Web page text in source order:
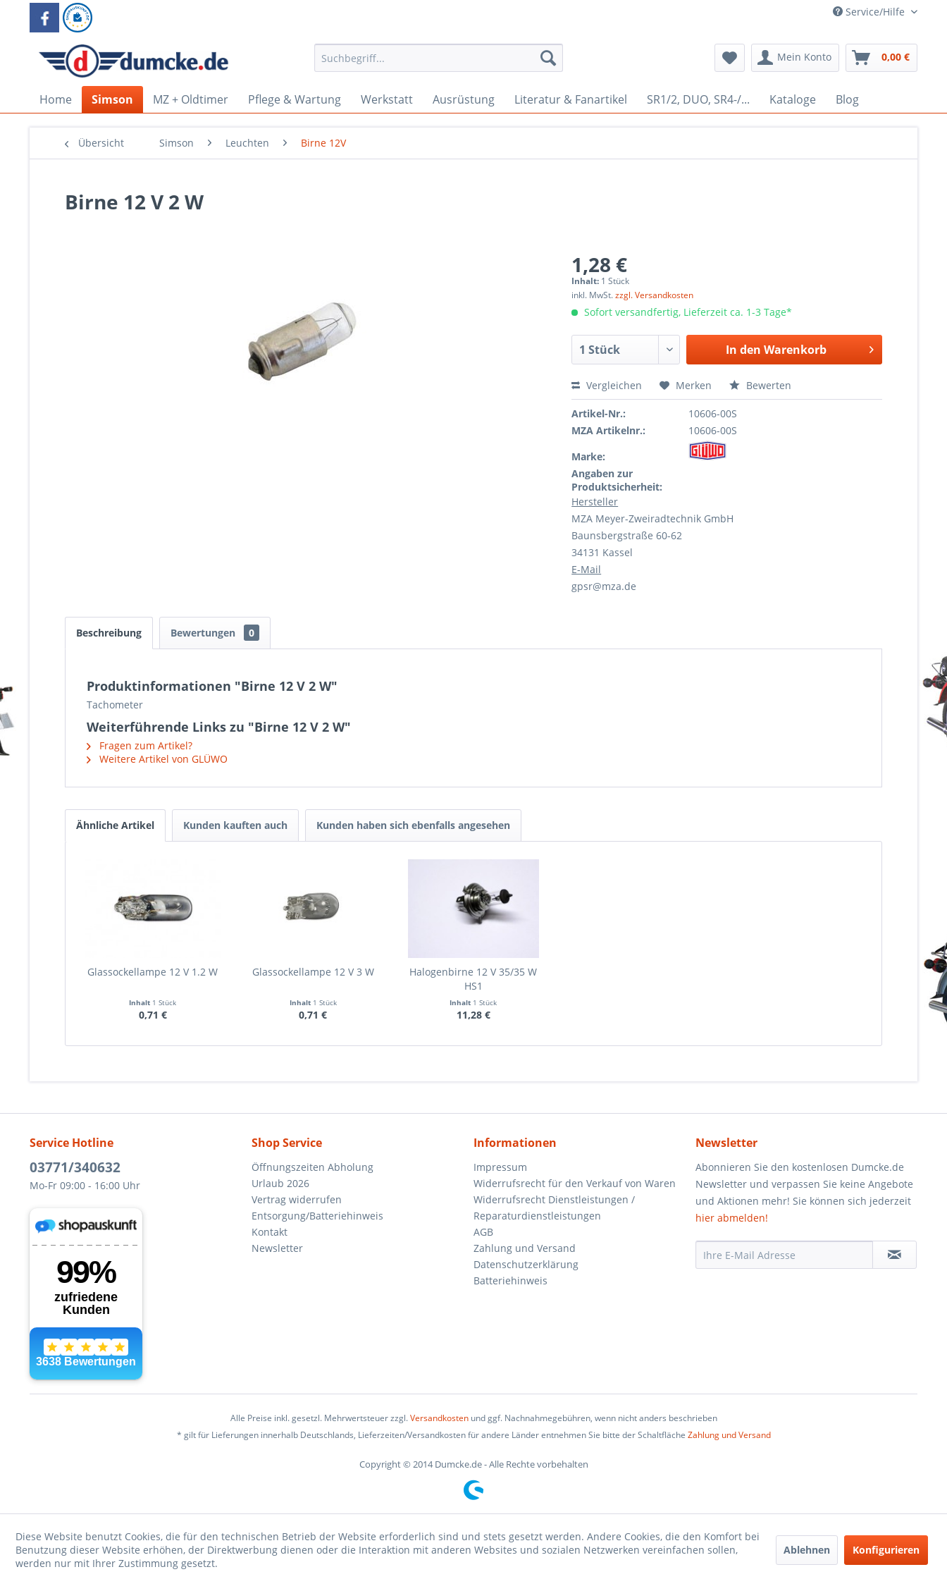
Service/Hilfe
Mein Konto 0,00 €
Home Simson MZ + Oldtimer Pflege & Wartung Werkstatt Ausrüstung Literatur & Fanartikel SR1/2, DUO, SR4-/... Kataloge Blog
Übersicht Simson Leuchten Birne 12V
Birne 12 V 2 W
1,28 €
Inhalt: 1 Stück
inkl. MwSt.zzgl. Versandkosten
Sofort versandfertig, Lieferzeit ca. 1-3 Tage*
In den Warenkorb
Vergleichen Merken Bewerten
Artikel-Nr.:
10606-00S
MZA Artikelnr.:
10606-00S
Marke:
Angaben zur
Produktsicherheit:
Hersteller
MZA Meyer-Zweiradtechnik GmbH
Baunsbergstraße 60-62
34131 Kassel
E-Mail
gpsr@mza.de
Beschreibung Bewertungen 0
Produktinformationen "Birne 12 V 2 W"
Tachometer
Weiterführende Links zu "Birne 12 V 2 W"
Fragen zum Artikel?
Weitere Artikel von GLÜWO
Ähnliche Artikel Kunden kauften auch Kunden haben sich ebenfalls angesehen
Glassockellampe 12 V 1.2 W
Inhalt 1 Stück
0,71 €
Glassockellampe 12 V 3 W
Inhalt 1 Stück
0,71 €
Halogenbirne 12 V 35/35 W
HS1
Inhalt 1 Stück
11,28 €
Service Hotline
03771/340632
Mo-Fr 09:00 - 16:00 Uhr
Shop Service
Öffnungszeiten Abholung
Urlaub 2026
Vertrag widerrufen
Entsorgung/Batteriehinweis
Kontakt
Newsletter
Informationen
Impressum
Widerrufsrecht für den Verkauf von Waren
Widerrufsrecht Dienstleistungen /
Reparaturdienstleistungen
AGB
Zahlung und Versand
Datenschutzerklärung
Batteriehinweis
Newsletter
Abonnieren Sie den kostenlosen Dumcke.de
Newsletter und verpassen Sie keine Angebote
und Aktionen mehr! Sie können sich jederzeit
hier abmelden!
Alle Preise inkl. gesetzl. Mehrwertsteuer zzgl.Versandkostenund ggf. Nachnahmegebühren, wenn nicht anders beschrieben
* gilt für Lieferungen innerhalb Deutschlands, Lieferzeiten/Versandkosten für andere Länder entnehmen Sie bitte der Schaltfläche Zahlung und Versand
Copyright © 2014 Dumcke.de - Alle Rechte vorbehalten
Diese Website benutzt Cookies, die für den technischen Betrieb der Website erforderlich sind und stets gesetzt werden. Andere Cookies, die den Komfort bei
Benutzung dieser Website erhöhen, der Direktwerbung dienen oder die Interaktion mit anderen Websites und sozialen Netzwerken vereinfachen sollen,
werden nur mit Ihrer Zustimmung gesetzt.
Ablehnen Konfigurieren